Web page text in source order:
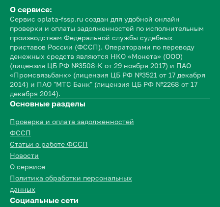
О сервисе:
Сервис oplata-fssp.ru создан для удобной онлайн
проверки и оплаты задолженностей по исполнительным
производствам Федеральной службы судебных
приставов России (ФССП). Операторами по переводу
денежных средств являются НКО «Монета» (ООО)
(лицензия ЦБ РФ №3508-К от 29 ноября 2017) и ПАО
«Промсвязьбанк» (лицензия ЦБ РФ №3521 от 17 декабря
2014) и ПАО "МТС Банк" (лицензия ЦБ РФ №2268 от 17
декабря 2014).
Основные разделы
Проверка и оплата задолженностей
ФССП
Статьи о работе ФССП
Новости
О сервисе
Политика обработки персональных
данных
Социальные сети